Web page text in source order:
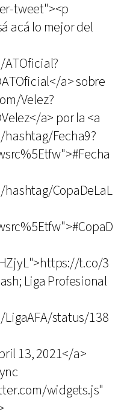
tweet"><p
acá lo mejor del
a> sobre
Velez?
a> por la <a
Fecha9?
CopaDeLaL
t.co/3
Liga Profesional
status/138
13, 2021</a>
widgets.js"